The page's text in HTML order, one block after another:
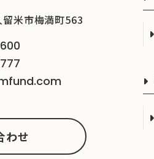
米市梅満町563
わせ